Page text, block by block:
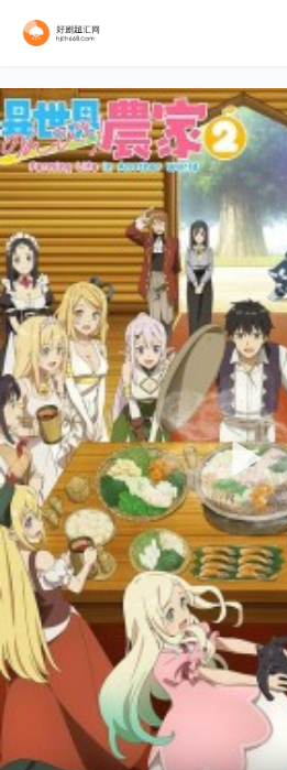
更新至第7集
更新至第52集
DVD中字
全集完结
第24集完结
更新至第01集
第80集完结
第12集完结
连载中 连载到11集
第17集完结